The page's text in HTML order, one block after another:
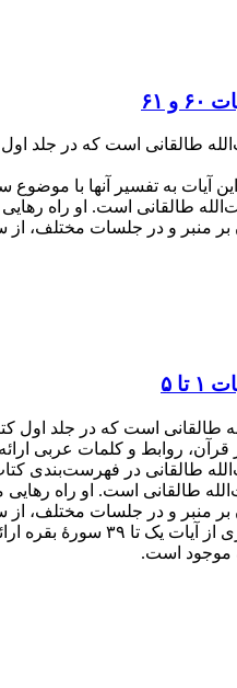
۶۱
آیات به تفسیر آنها با
طالقانی است. او راه
گرفت یک مجموعه تفسیر را به رشته تحریر درآورده و
۵
طالقانی در فهرست‌بندی
طالقانی است. او راه
طالقانی در جلسۀ
موجود است.